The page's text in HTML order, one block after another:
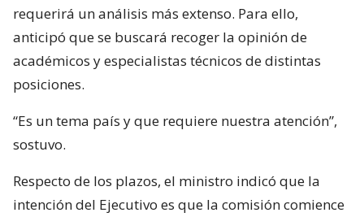
requerirá un análisis más extenso. Para ello,
anticipó que se buscará recoger la opinión de
académicos y especialistas técnicos de distintas
posiciones.
“Es un tema país y que requiere nuestra atención”,
sostuvo.
Respecto de los plazos, el ministro indicó que la
intención del Ejecutivo es que la comisión comience